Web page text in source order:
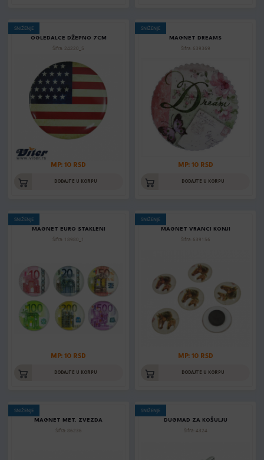
SNIŽENJE
OGLEDALCE DŽEPNO 7CM
Šifra: 24220_5
MP: 10 RSD
DODAJTE U KORPU
SNIŽENJE
MAGNET DREAMS
Šifra: 639369
MP: 10 RSD
DODAJTE U KORPU
SNIŽENJE
MAGNET EURO STAKLENI
Šifra: 18980_1
MP: 10 RSD
DODAJTE U KORPU
SNIŽENJE
MAGNET VRANCI KONJI
Šifra: 639156
MP: 10 RSD
DODAJTE U KORPU
SNIŽENJE
MAGNET MET. ZVEZDA
Šifra: 86236
SNIŽENJE
DUGMAD ZA KOŠULJU
Šifra: 4324